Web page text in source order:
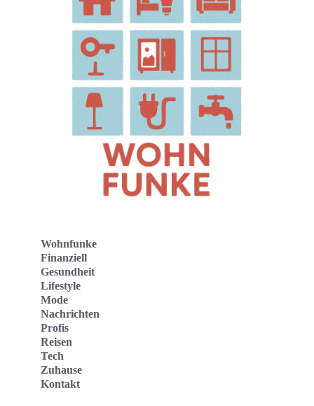
Wohnfunke
Finanziell
Gesundheit
Lifestyle
Mode
Nachrichten
Profis
Reisen
Tech
Zuhause
Kontakt